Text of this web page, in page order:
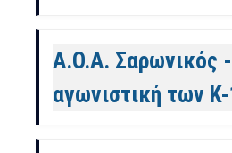
Α.Ο.Α. Σαρωνικός -
αγωνιστική των